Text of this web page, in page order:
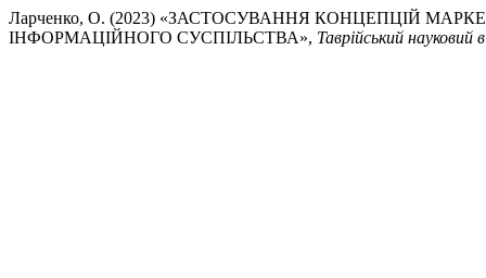
Ларченко, О. (2023) «ЗАСТОСУВАННЯ КОНЦЕПЦІЙ
ІНФОРМАЦІЙНОГО СУСПІЛЬСТВА», Таврійський науковий